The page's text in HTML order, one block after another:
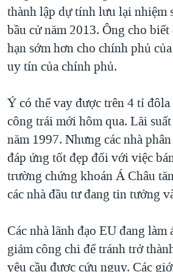
thành lập dự tính lưu lại nhiệm
bầu cử năm 2013. Ông cho
hạn sớm hơn cho chính phủ
uy tín của chính phủ.
Ý có thể vay được trên 4 tỉ
công trái mới hôm qua. Lãi
năm 1997. Nhưng các nhà
đáp ứng tốt đẹp đối với việc
trường chứng khoán Á Châu
các nhà đầu tư đang tin tưởng
Các nhà lãnh đạo EU đang
giảm công chi để tránh trở
yêu cầu được cứu nguy. Các